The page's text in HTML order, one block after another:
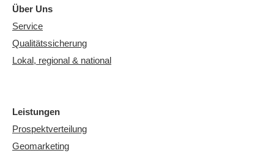
Über Uns
Service
Qualitätssicherung
Lokal, regional & national
Leistungen
Prospektverteilung
Geomarketing